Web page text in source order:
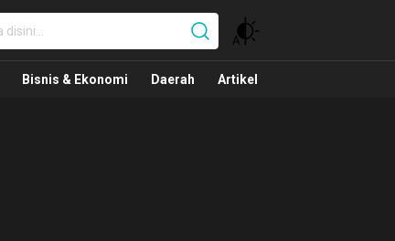
Bisnis & Ekonomi Daerah Artikel